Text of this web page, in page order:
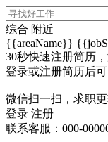
综合 附近
{{areaName}}
30秒快速注册简历
登录或注册简历后
微信扫一扫，求职
登录 注册
联系客服：000-